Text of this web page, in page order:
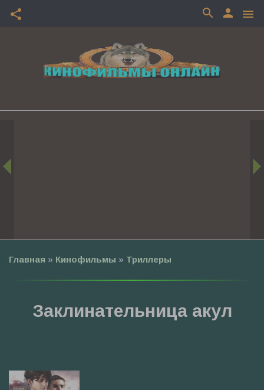
share menu
person
search
Главная » Кинофильмы » Триллеры
Заклинательница акул